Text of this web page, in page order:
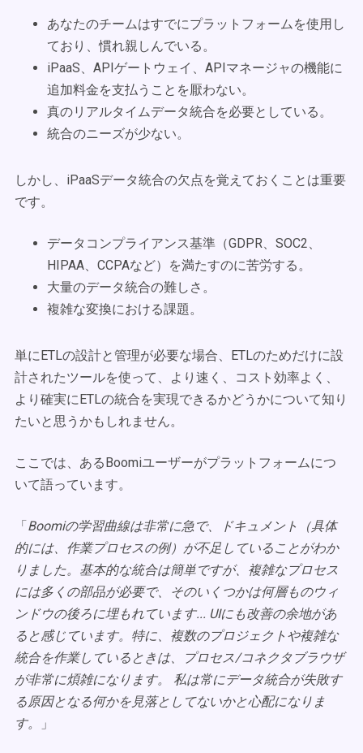
あなたのチームはすでにプラットフォームを使用し
ており、慣れ親しんでいる。
iPaaS、APIゲートウェイ、APIマネージャの機能に
追加料金を支払うことを厭わない。
真のリアルタイムデータ統合を必要としている。
統合のニーズが少ない。
しかし、iPaaSデータ統合の欠点を覚えておくことは重要
です。
データコンプライアンス基準（GDPR、SOC2、
HIPAA、CCPAなど）を満たすのに苦労する。
大量のデータ統合の難しさ。
複雑な変換における課題。
単にETLの設計と管理が必要な場合、ETLのためだけに設
計されたツールを使って、より速く、コスト効率よく、
より確実にETLの統合を実現できるかどうかについて知り
たいと思うかもしれません。
ここでは、あるBoomiユーザーがプラットフォームにつ
いて語っています。
「Boomiの学習曲線は非常に急で、ドキュメント（具体
的には、作業プロセスの例）が不足していることがわか
りました。基本的な統合は簡単ですが、複雑なプロセス
には多くの部品が必要で、そのいくつかは何層ものウィ
ンドウの後ろに埋もれています... UIにも改善の余地があ
ると感じています。特に、複数のプロジェクトや複雑な
統合を作業しているときは、プロセス/コネクタブラウザ
が非常に煩雑になります。 私は常にデータ統合が失敗す
る原因となる何かを見落としてないかと心配になりま
す。
」